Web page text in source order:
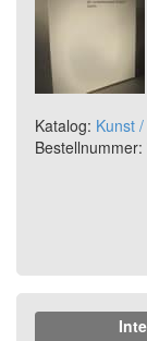
Katalog: Kunst
Bestellnummer: